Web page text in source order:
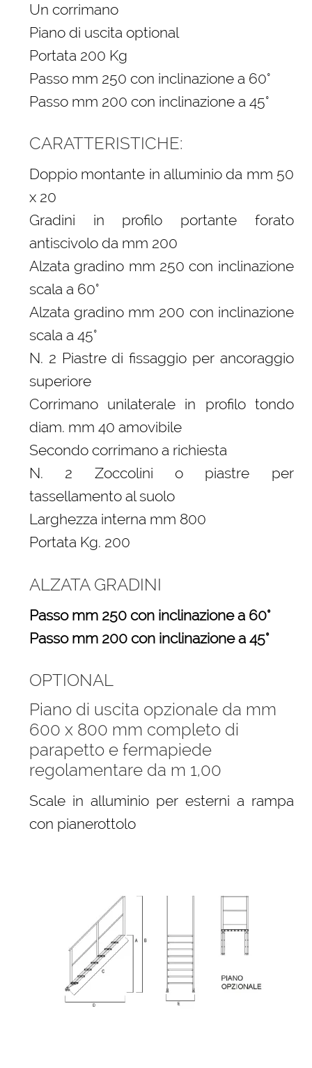
Un corrimano
Piano di uscita optional
Portata 200 Kg
Passo mm 250 con inclinazione a 60°
Passo mm 200 con inclinazione a 45°
CARATTERISTICHE:
Doppio montante in alluminio da mm 50
x 20
Gradini in profilo portante forato
antiscivolo da mm 200
Alzata gradino mm 250 con inclinazione
scala a 60°
Alzata gradino mm 200 con inclinazione
scala a 45°
N. 2 Piastre di fissaggio per ancoraggio
superiore
Corrimano unilaterale in profilo tondo
diam. mm 40 amovibile
Secondo corrimano a richiesta
N. 2 Zoccolini o piastre per
tassellamento al suolo
Larghezza interna mm 800
Portata Kg. 200
ALZATA GRADINI
Passo mm 250 con inclinazione a 60°
Passo mm 200 con inclinazione a 45°
OPTIONAL
Piano di uscita opzionale da mm
600 x 800 mm completo di
parapetto e fermapiede
regolamentare da m 1,00
Scale in alluminio per esterni a rampa
con pianerottolo